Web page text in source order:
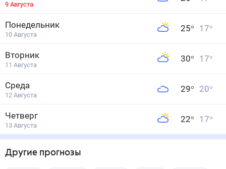
9 Августа
Понедельник
10 Августа
25° 17°
Вторник
11 Августа
30° 17°
Среда
12 Августа
29° 20°
Четверг
13 Августа
22° 17°
Другие прогнозы